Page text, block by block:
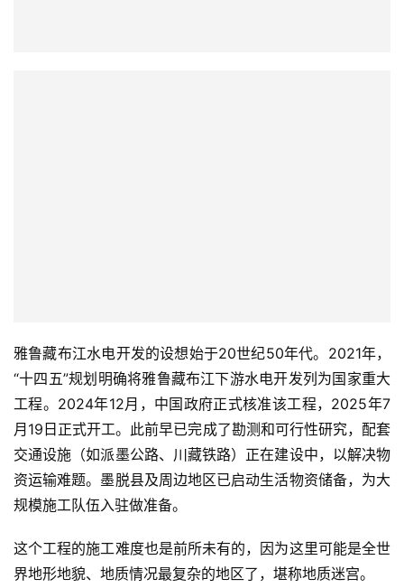
雅鲁藏布江水电开发的设想始于20世纪50年代。2021年，
“十四五”规划明确将雅鲁藏布江下游水电开发列为国家重大
工程。2024年12月，中国政府正式核准该工程，2025年7
月19日正式开工。此前早已完成了勘测和可行性研究，配套
交通设施（如派墨公路、川藏铁路）正在建设中，以解决物
资运输难题。墨脱县及周边地区已启动生活物资储备，为大
规模施工队伍入驻做准备。
这个工程的施工难度也是前所未有的，因为这里可能是全世
界地形地貌、地质情况最复杂的地区了，堪称地质迷宫。